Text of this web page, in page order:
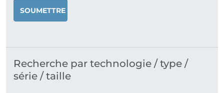
SOUMETTRE
Recherche par technologie / type /
série / taille